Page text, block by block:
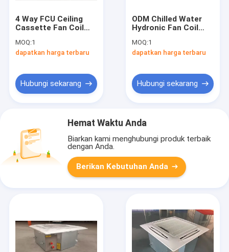
4 Way FCU Ceiling
Cassette Fan Coil
Sistem Pendingin
Udara
MOQ:1
dapatkan harga terbaru
Hubungi sekarang
ODM Chilled Water
Hydronic Fan Coil
Pendinginan Satu
Arah Aircon Fancoil
MOQ:1
dapatkan harga terbaru
Hubungi sekarang
Hemat Waktu Anda
Biarkan kami menghubungi produk terbaik
dengan Anda.
Berikan Kebutuhan Anda